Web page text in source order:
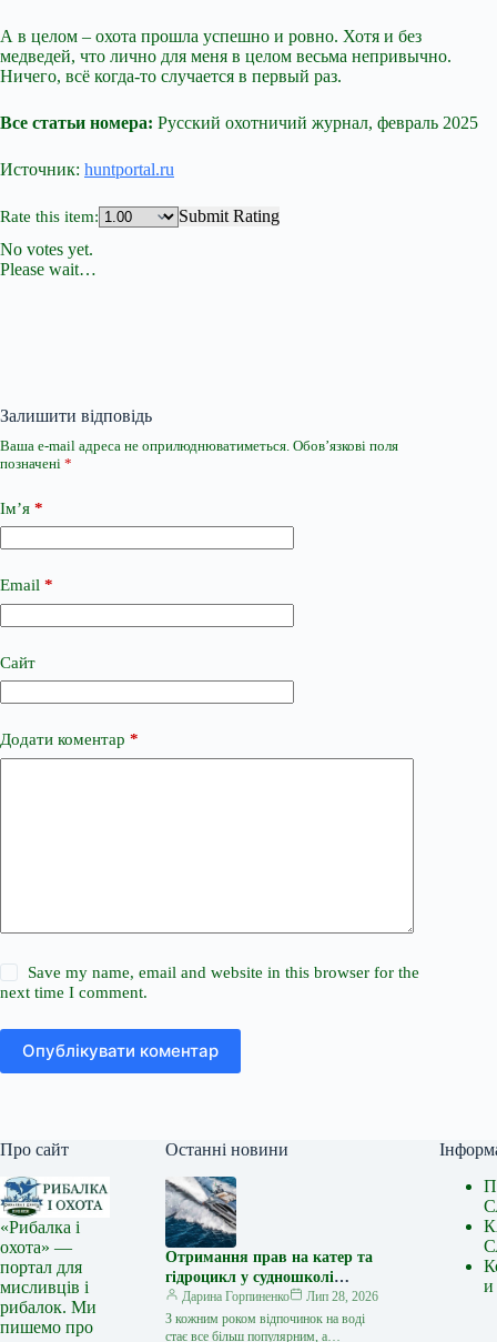
А в целом – охота прошла успешно и ровно. Хотя и без
медведей, что лично для меня в целом весьма непривычно.
Ничего, всё когда-то случается в первый раз.
Все статьи номера: Русский охотничий журнал, февраль 2025
Источник: huntportal.ru
Rate this item:
Submit Rating
No votes yet.
Please wait…
Залишити відповідь
Ваша e-mail адреса не оприлюднюватиметься. Обов’язкові поля
позначені *
Ім’я *
Email *
Сайт
Додати коментар *
Save my name, email and website in this browser for the
next time I comment.
Опублікувати коментар
Про сайт
«Рибалка і
охота» —
портал для
мисливців і
рибалок. Ми
пишемо про
Останні новини
Отримання прав на катер та
гідроцикл у судношколі
«Либідь-А»: від теорії до
іспиту
Дарина Горпиненко
Лип 28, 2026
З кожним роком відпочинок на воді
стає все більш популярним, а
и